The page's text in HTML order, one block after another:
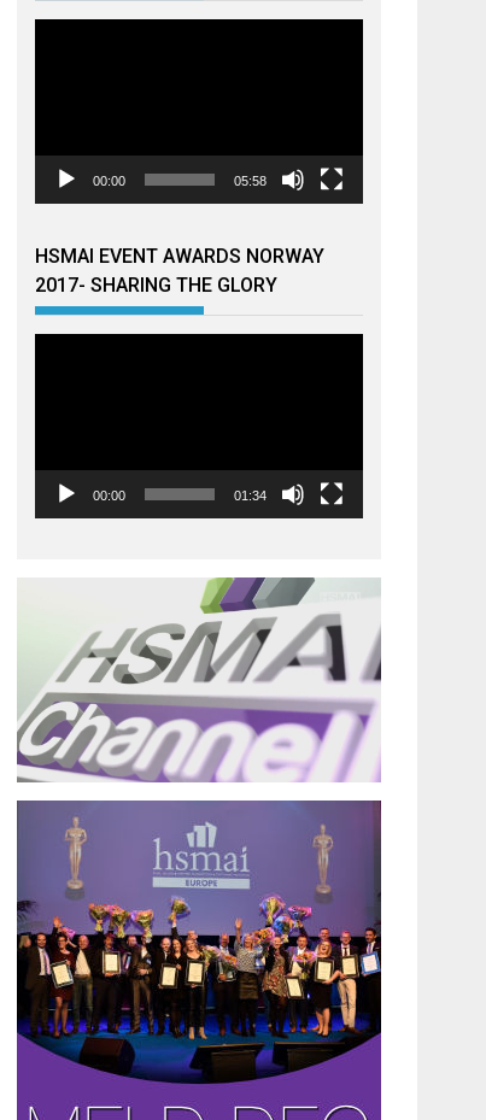
00:00 05:58
HSMAI EVENT AWARDS NORWAY
2017- SHARING THE GLORY
00:00 01:34